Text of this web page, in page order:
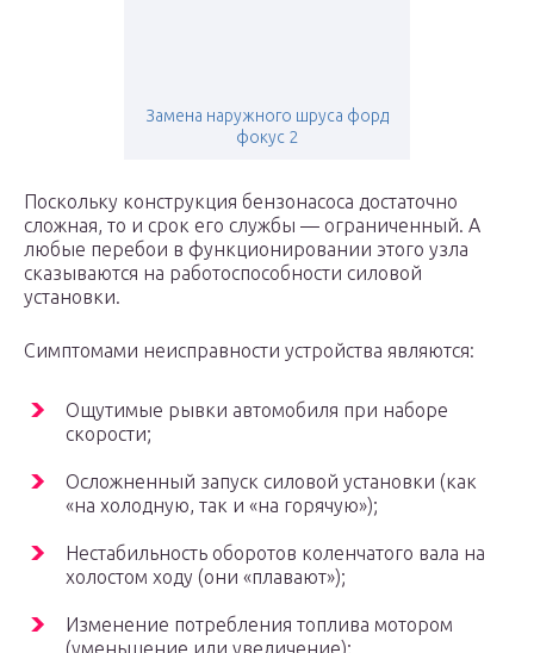
Замена наружного шруса форд
фокус 2
Поскольку конструкция бензонасоса достаточно
сложная, то и срок его службы — ограниченный. А
любые перебои в функционировании этого узла
сказываются на работоспособности силовой
установки.
Симптомами неисправности устройства являются:
Ощутимые рывки автомобиля при наборе
скорости;
Осложненный запуск силовой установки (как
«на холодную, так и «на горячую»);
Нестабильность оборотов коленчатого вала на
холостом ходу (они «плавают»);
Изменение потребления топлива мотором
(уменьшение или увеличение);